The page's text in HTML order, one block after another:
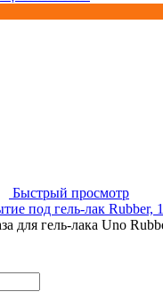
Быстрый просмотр
под гель-лак Rubber,
для гель-лака Uno